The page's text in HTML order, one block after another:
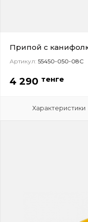
Припой с
Артикул: 55450-050-08С
4 290 тенге
Характеристики